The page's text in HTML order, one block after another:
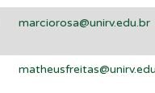
marciorosa@unirv.edu.br